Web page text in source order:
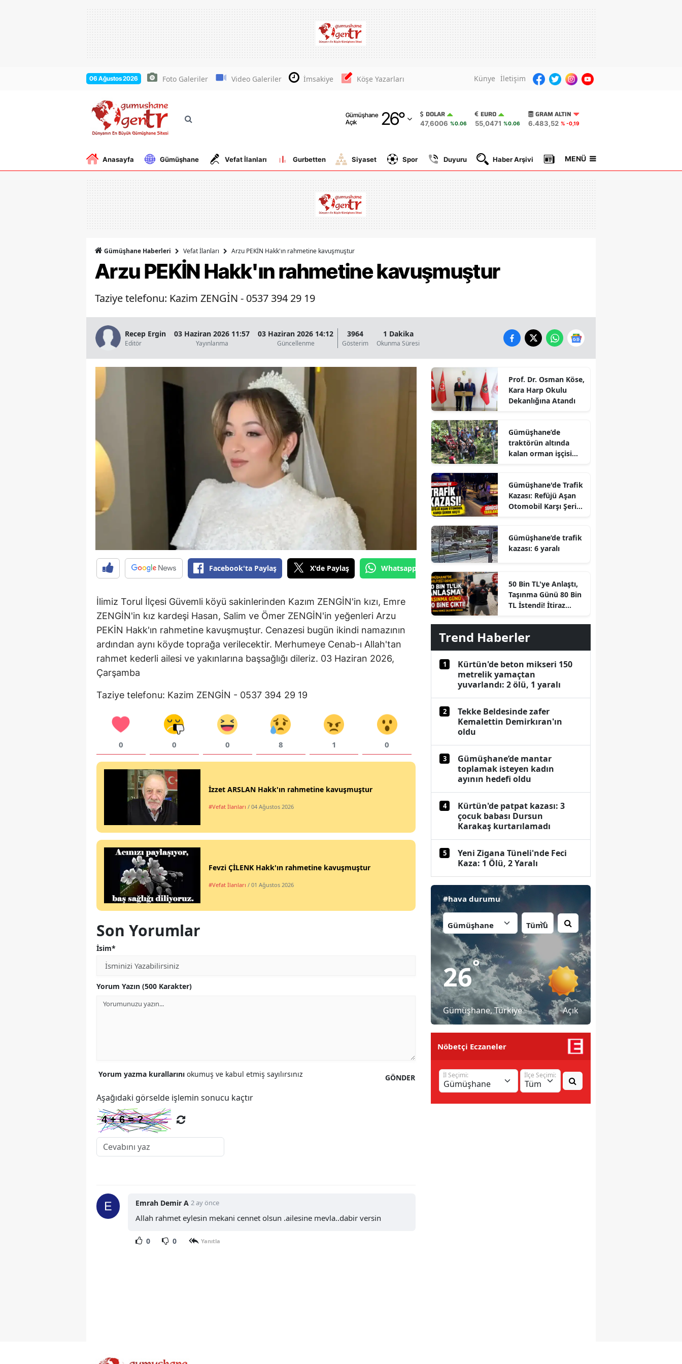
06 Ağustos 2026 Foto Galeriler Video Galeriler İmsakiye Köşe Yazarları Künye İletişim
Gümüşhane
Açık
26°
Adana
Adıyaman
Amasya
Antalya
Aydın
Balıkesir
Bitlis
Bursa
Erzincan
Erzurum
Eskişehir
Gaziantep
Gümüşhane
Hakkari
Hatay
İstanbul
Kırşehir
Sivas
DOLAR
47,6006 %0.06
EURO
55,0471 %0.06
GRAM ALTIN
6.483,52 % -0,19
Anasayfa Gümüşhane Vefat İlanları Gurbetten Siyaset Spor Duyuru Haber Arşivi Gazete Manşetleri
MENÜ
Gümüşhane Haberleri Vefat İlanları Arzu PEKİN Hakk'ın rahmetine kavuşmuştur
Arzu PEKİN Hakk'ın rahmetine kavuşmuştur
Taziye telefonu: Kazim ZENGİN - 0537 394 29 19
Recep Ergin
Editör
03 Haziran 2026 11:57
Yayınlanma
03 Haziran 2026 14:12
Güncellenme
3964
Gösterim
1 Dakika
Okunma Süresi
Facebook'ta Paylaş X'de Paylaş Whatsapp'tan Gönder
İlimiz Torul İlçesi Güvemli köyü sakinlerinden Kazım ZENGİN'in kızı, Emre
ZENGİN'in kız kardeşi Hasan, Salim ve Ömer ZENGİN'in yeğenleri Arzu
PEKİN Hakk'ın rahmetine kavuşmuştur. Cenazesi bugün ikindi namazının
ardından aynı köyde toprağa verilecektir. Merhumeye Cenab-ı Allah'tan
rahmet kederli ailesi ve yakınlarına başsağlığı dileriz. 03 Haziran 2026,
Çarşamba
Taziye telefonu: Kazim ZENGİN - 0537 394 29 19
0 0 0 8 1 0
İzzet ARSLAN Hakk'ın rahmetine kavuşmuştur
#Vefat İlanları / 04 Ağustos 2026
Fevzi ÇİLENK Hakk'ın rahmetine kavuşmuştur
#Vefat İlanları / 01 Ağustos 2026
Son Yorumlar
İsim*
Yorum Yazın (500 Karakter)
GÖNDER
Yorum yazma kurallarını okumuş ve kabul etmiş sayılırsınız
Aşağıdaki görselde işlemin sonucu kaçtır
Emrah Demir A 2 ay önce
Allah rahmet eylesin mekani cennet olsun .ailesine mevla..dabir versin
0 0 Yanıtla
Prof. Dr. Osman Köse,
Kara Harp Okulu
Dekanlığına Atandı
Gümüşhane’de
traktörün altında
kalan orman işçisi
Gümüşhane'de Trafik
Kazası: Refüjü Aşan
Otomobil Karşı Şeride
Gümüşhane’de trafik
kazası: 6 yaralı
50 Bin TL'ye Anlaştı,
Taşınma Günü 80 Bin
TL İstendi! İtiraz
Trend Haberler
1
Kürtün'de beton mikseri 150
metrelik yamaçtan
yuvarlandı: 2 ölü, 1 yaralı
2
Tekke Beldesinde zafer
Kemalettin Demirkıran'ın
oldu
3
Gümüşhane’de mantar
toplamak isteyen kadın
ayının hedefi oldu
4
Kürtün'de patpat kazası: 3
çocuk babası Dursun
Karakaş kurtarılamadı
5
Yeni Zigana Tüneli'nde Feci
Kaza: 1 Ölü, 2 Yaralı
#hava durumu
26°
Gümüşhane, Türkiye Açık
Nöbetçi Eczaneler
İl Seçimi: İlçe Seçimi: